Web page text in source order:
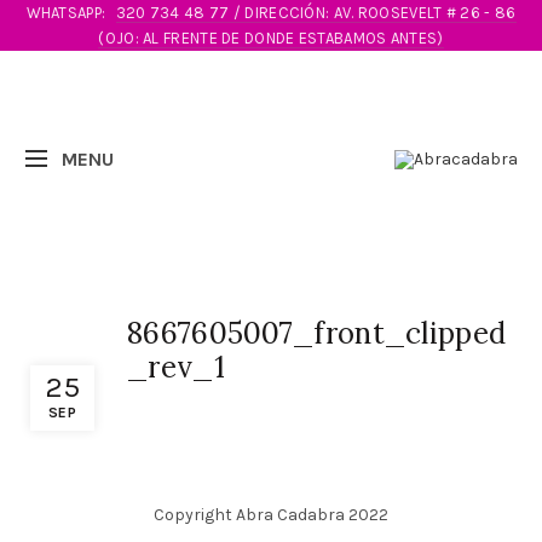
WHATSAPP:
320 734 48 77 / DIRECCIÓN: AV. ROOSEVELT # 26 - 86
(OJO: AL FRENTE DE DONDE ESTABAMOS ANTES)
25
SEP
8667605007_front_clipped
_rev_1
Copyright Abra Cadabra 2022